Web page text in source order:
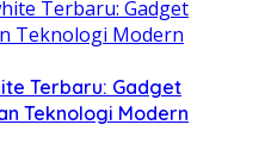
Terbaru: Gadget
Teknologi Modern